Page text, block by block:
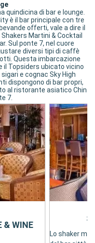
quindicina di bar e lounge.
è il bar principale con tre
offerti, vale a dire il
Martini & Cocktail
Sul ponte 7, nel cuore
diversi tipi di caffè
Questa imbarcazione
il Topsiders ubicato vicino
e cognac Sky High
dispongono di bar propri,
al ristorante asiatico Chin
7.
& WINE
Lo shaker